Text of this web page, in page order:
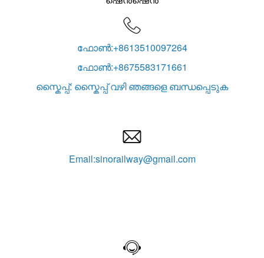

ഫോൺ:+8613510097264
ഫോൺ:+8675583171661
സ്കൈപ്പ്: സ്കൈപ്പ് വഴി ഞങ്ങളെ ബന്ധപ്പെടുക

Email:sinorailway@gmail.com
